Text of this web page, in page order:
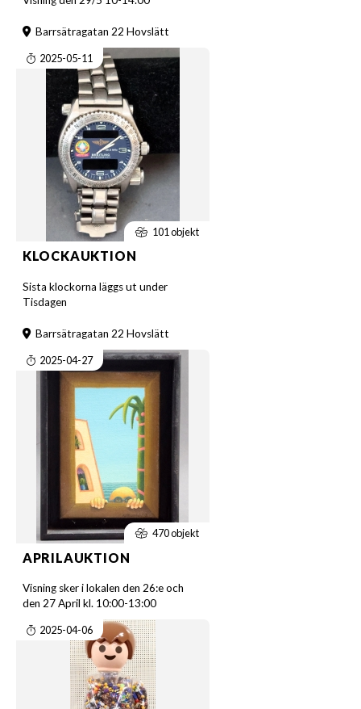
Barrsätragatan 22 Hovslätt
2025-05-11
101 objekt
KLOCKAUKTION
Sista klockorna läggs ut under
Tisdagen
Barrsätragatan 22 Hovslätt
2025-04-27
470 objekt
APRILAUKTION
Visning sker i lokalen den 26:e och
den 27 April kl. 10:00-13:00
2025-04-06